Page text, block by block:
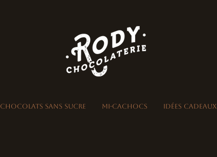
Chocolats sans sucre Mi-Cachocs Idées Cadeaux